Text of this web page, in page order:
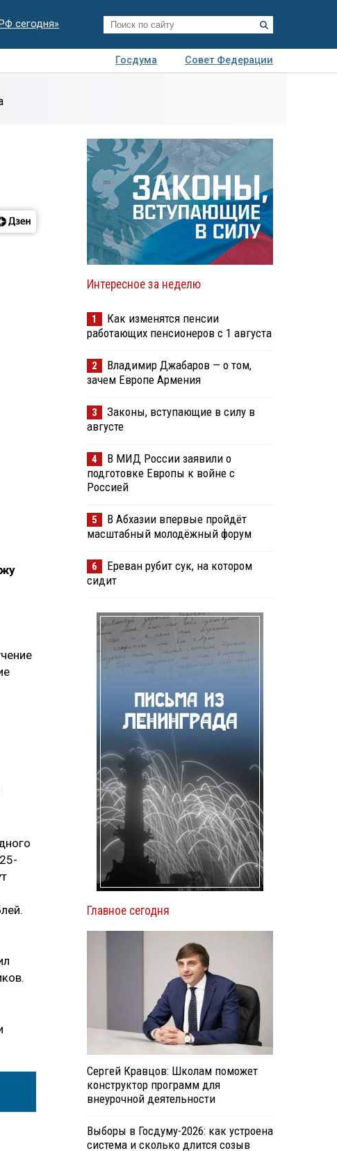
сегодня»
Госдума
Совет Федерации
Интересное за неделю
1
Как изменятся пенсии
работающих пенсионеров с 1 августа
2
Владимир Джабаров — о том,
зачем Европе Армения
3
Законы, вступающие в силу в
августе
4
В МИД России заявили о
подготовке Европы к войне с
Россией
5
В Абхазии впервые пройдёт
масштабный молодёжный форум
6
Ереван рубит сук, на котором
сидит
Главное сегодня
Сергей Кравцов: Школам поможет
конструктор программ для
внеурочной деятельности
Выборы в Госдуму-2026: как устроена
система и сколько длится созыв